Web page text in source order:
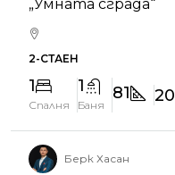
„Умната сграда“
2-СТАЕН
1
Спалня
1
Баня
81
Берк Хасан